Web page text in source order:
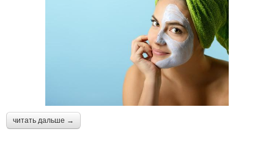
читать дальше →